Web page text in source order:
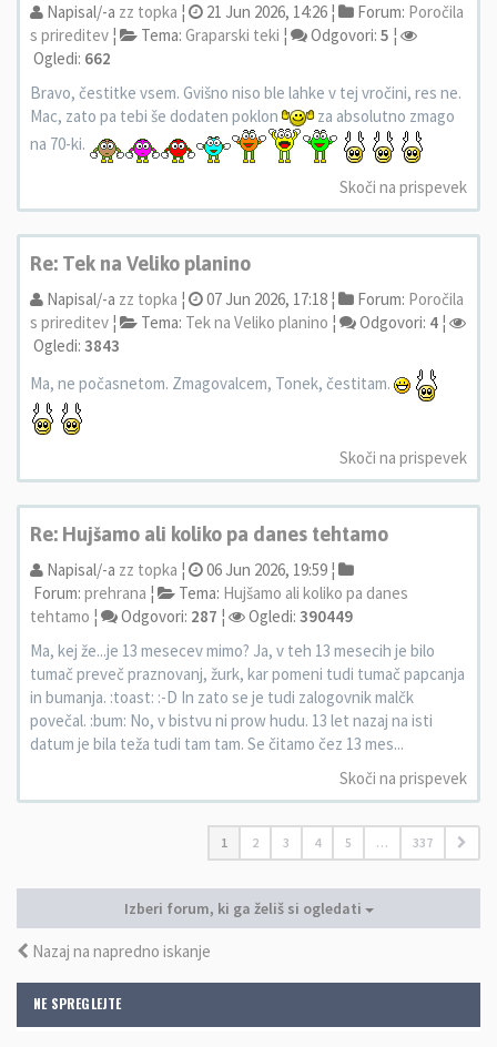
NE SPREGLEJTE
Napisal/-a zz topka ¦ 21 Jun 2026, 14:26 ¦ Forum: Poročila
s prireditev ¦ Tema: Graparski teki ¦ Odgovori: 5 ¦
Ogledi: 662
Bravo, čestitke vsem. Gvišno niso ble lahke v tej vročini, res ne.
Mac, zato pa tebi še dodaten poklon
za absolutno zmago
na 70-ki.
Skoči na prispevek
Re: Tek na Veliko planino
Napisal/-a zz topka ¦ 07 Jun 2026, 17:18 ¦ Forum: Poročila
s prireditev ¦ Tema: Tek na Veliko planino ¦ Odgovori: 4 ¦
Ogledi: 3843
Ma, ne počasnetom. Zmagovalcem, Tonek, čestitam.
Skoči na prispevek
Re: Hujšamo ali koliko pa danes tehtamo
Napisal/-a zz topka ¦
06 Jun 2026, 19:59 ¦
Forum: prehrana ¦ Tema: Hujšamo ali koliko pa danes
tehtamo ¦ Odgovori: 287 ¦ Ogledi: 390449
Ma, kej že...je 13 mesecev mimo? Ja, v teh 13 mesecih je bilo
tumač preveč praznovanj, žurk, kar pomeni tudi tumač papcanja
in bumanja. :toast: :-D In zato se je tudi zalogovnik malčk
povečal. :bum: No, v bistvu ni prow hudu. 13 let nazaj na isti
datum je bila teža tudi tam tam. Se čitamo čez 13 mes...
Skoči na prispevek
1 2 3 4 5 … 337
Izberi forum, ki ga želiš si ogledati
Nazaj na napredno iskanje